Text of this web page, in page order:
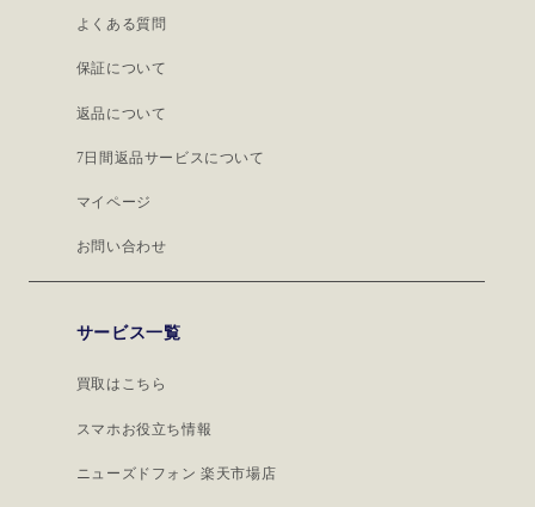
よくある質問
保証について
返品について
7日間返品サービスについて
マイページ
お問い合わせ
サービス一覧
買取はこちら
スマホお役立ち情報
ニューズドフォン 楽天市場店